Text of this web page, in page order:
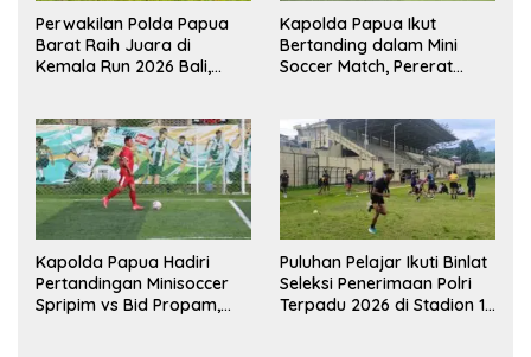
Perwakilan Polda Papua
Barat Raih Juara di
Kemala Run 2026 Bali,
Kapolda Papua Ikut
Bertanding dalam Mini
Soccer Match, Pererat
Kapolda Papua Hadiri
Pertandingan Minisoccer
Spripim vs Bid Propam,
Puluhan Pelajar Ikuti Binlat
Seleksi Penerimaan Polri
Terpadu 2026 di Stadion 16